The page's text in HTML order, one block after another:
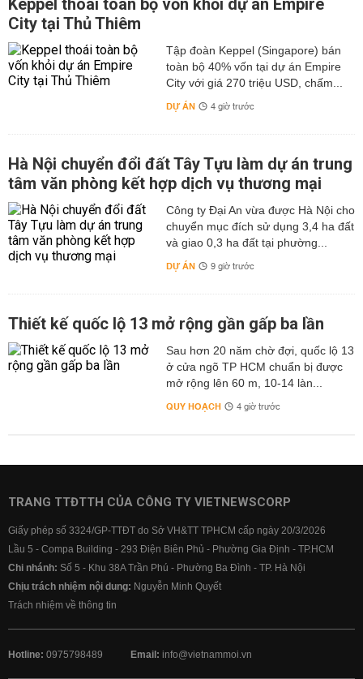
Keppel thoái toàn bộ vốn khỏi dự án Empire
City tại Thủ Thiêm
Tập đoàn Keppel (Singapore) bán
toàn bộ 40% vốn tại dự án Empire
City với giá 270 triệu USD, chấm...
DỰ ÁN 4 giờ trước
Hà Nội chuyển đổi đất Tây Tựu làm dự án trung
tâm văn phòng kết hợp dịch vụ thương mại
Công ty Đại An vừa được Hà Nội cho
chuyển mục đích sử dụng 3,4 ha đất
và giao 0,3 ha đất tại phường...
DỰ ÁN 9 giờ trước
Thiết kế quốc lộ 13 mở rộng gần gấp ba lần
Sau hơn 20 năm chờ đợi, quốc lộ 13
ở cửa ngõ TP HCM chuẩn bị được
mở rộng lên 60 m, 10-14 làn...
QUY HOẠCH 4 giờ trước
TRANG TTĐTTH CỦA CÔNG TY VIETNEWSCORP
Giấy phép số 3324/GP-TTĐT do Sở VH&TT TPHCM cấp ngày 20/3/2026
Lầu 5 - Compa Building - 293 Điện Biên Phủ - Phường Gia Định - TP.HCM
Chi nhánh: Số 5 - Khu 38A Trần Phú - Phường Ba Đình - TP. Hà Nội
Chịu trách nhiệm nội dung: Nguyễn Minh Quyết
Trách nhiệm về thông tin
Hotline: 0975798489 Email: info@vietnammoi.vn